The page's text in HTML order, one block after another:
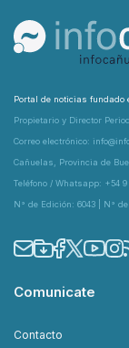
Portal de noticias fundado
Propietario y Director
Correo electrónico:
Cañuelas, Provincia de
Teléfono / Whatsapp: +54 9
N° de Edición: 6043 | N°
Comunicate
Contacto